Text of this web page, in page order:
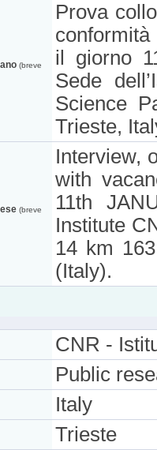
(breve
Prova
il giorno
Sede
Science
Trieste,
(breve
Interview,
with
11th
Institute
14 km
(Italy).
CNR -
Public
Italy
Trieste